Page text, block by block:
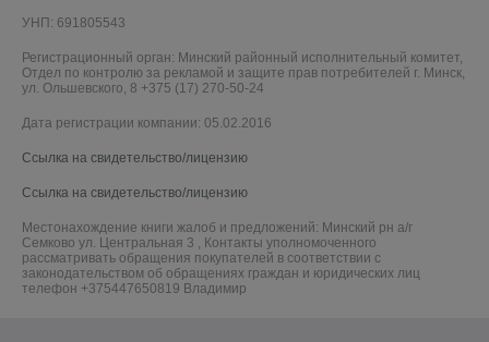
УНП: 691805543
Регистрационный орган: Минский районный исполнительный комитет,
Отдел по контролю за рекламой и защите прав потребителей г. Минск,
ул. Ольшевского, 8 +375 (17) 270-50-24
Дата регистрации компании: 05.02.2016
Ссылка на свидетельство/лицензию
Ссылка на свидетельство/лицензию
Местонахождение книги жалоб и предложений: Минский рн а/г
Семково ул. Центральная 3 , Контакты уполномоченного
рассматривать обращения покупателей в соответствии с
законодательством об обращениях граждан и юридических лиц
телефон +375447650819 Владимир